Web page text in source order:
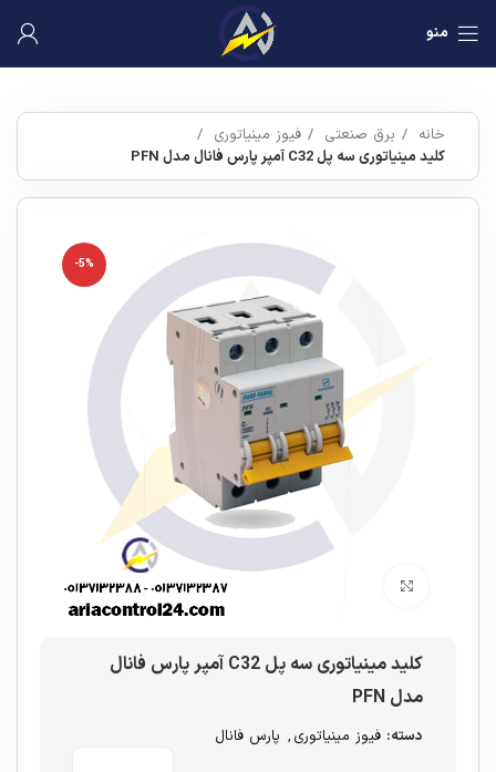
منو
خانه برق صنعتی
فیوز مینیاتوری
کلید مینیاتوری سه پل C32 آمپر پارس فانال مدل PFN
-5%
کلید مینیاتوری سه پل C32 آمپر پارس فانال
مدل PFN
دسته: فیوز مینیاتوری , پارس فانال